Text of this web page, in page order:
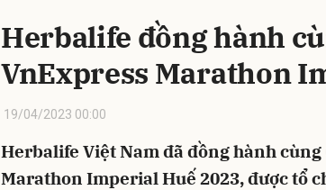
Herbalife đồng hành
VnExpress Marathon
19/04/2023 00:00
Herbalife Việt Nam đã đồng hành
Marathon Imperial Huế 2023, được tổ